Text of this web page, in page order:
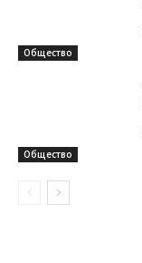
Общество
Общество